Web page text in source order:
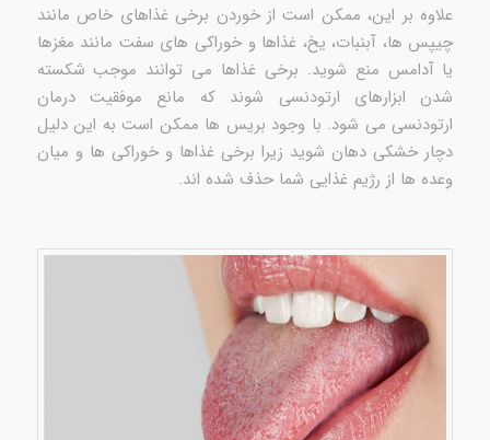
علاوه بر این، ممکن است از خوردن برخی غذاهای خاص مانند
چیپس ها، آبنبات، یخ، غذاها و خوراکی های سفت مانند مغزها
یا آدامس منع شوید. برخی غذاها می توانند موجب شکسته
شدن ابزارهای ارتودنسی شوند که مانع موفقیت درمان
ارتودنسی می شود. با وجود بریس ها ممکن است به این دلیل
دچار خشکی دهان شوید زیرا برخی غذاها و خوراکی ها و میان
وعده ها از رژیم غذایی شما حذف شده اند.